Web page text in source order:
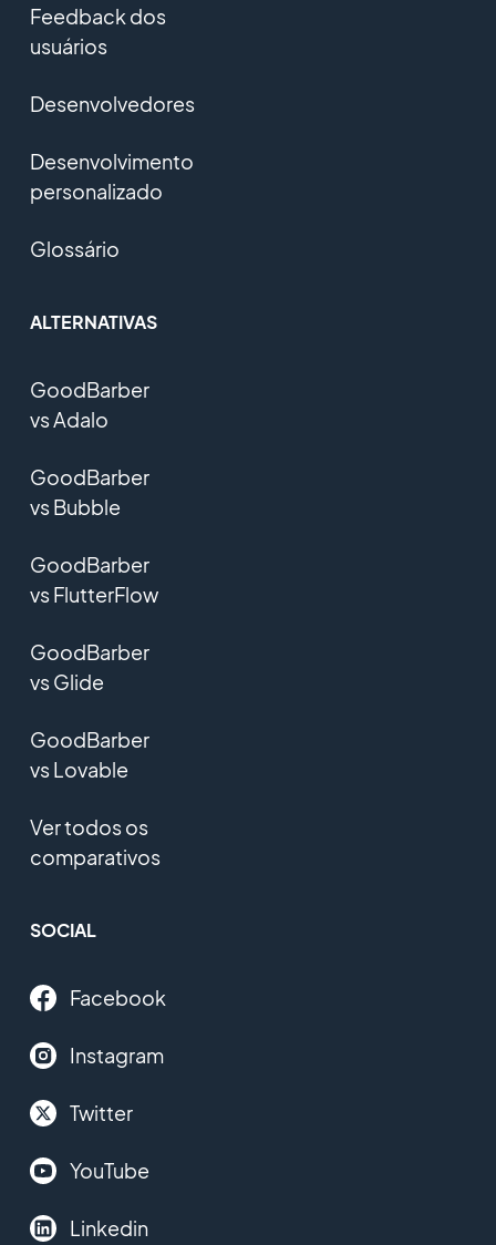
Feedback dos
usuários
Desenvolvedores
Desenvolvimento
personalizado
Glossário
ALTERNATIVAS
GoodBarber
vs Adalo
GoodBarber
vs Bubble
GoodBarber
vs FlutterFlow
GoodBarber
vs Glide
GoodBarber
vs Lovable
Ver todos os
comparativos
SOCIAL
Facebook
Instagram
Twitter
YouTube
Linkedin